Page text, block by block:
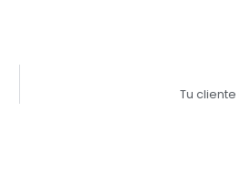
Tu